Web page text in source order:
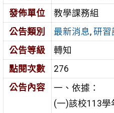
發佈單位
教學課務組
公告類別
最新消息, 研習
公告等級
轉知
點閱次數
276
公告內容
一、依據：
(一)該校113